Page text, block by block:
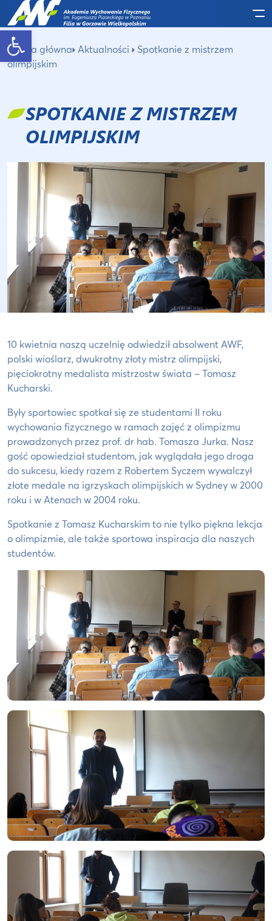
Otwórz pasek narzędzi
Strona główna Aktualności
Spotkanie z mistrzem
olimpijskim
SPOTKANIE Z MISTRZEM
OLIMPIJSKIM
10 kwietnia naszą uczelnię odwiedził absolwent AWF,
polski wioślarz, dwukrotny złoty mistrz olimpijski,
pięciokrotny medalista mistrzostw świata – Tomasz
Kucharski.
Były sportowiec spotkał się ze studentami II roku
wychowania fizycznego w ramach zajęć z olimpizmu
prowadzonych przez prof. dr hab. Tomasza Jurka. Nasz
gość opowiedział studentom, jak wyglądała jego droga
do sukcesu, kiedy razem z Robertem Syczem wywalczył
złote medale na igrzyskach olimpijskich w Sydney w 2000
roku i w Atenach w 2004 roku.
Spotkanie z Tomasz Kucharskim to nie tylko piękna lekcja
o olimpizmie, ale także sportowa inspiracja dla naszych
studentów.